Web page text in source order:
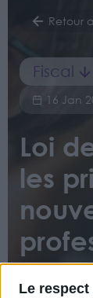
Le
Retour
Fiscal
16 Jan
Loi
les